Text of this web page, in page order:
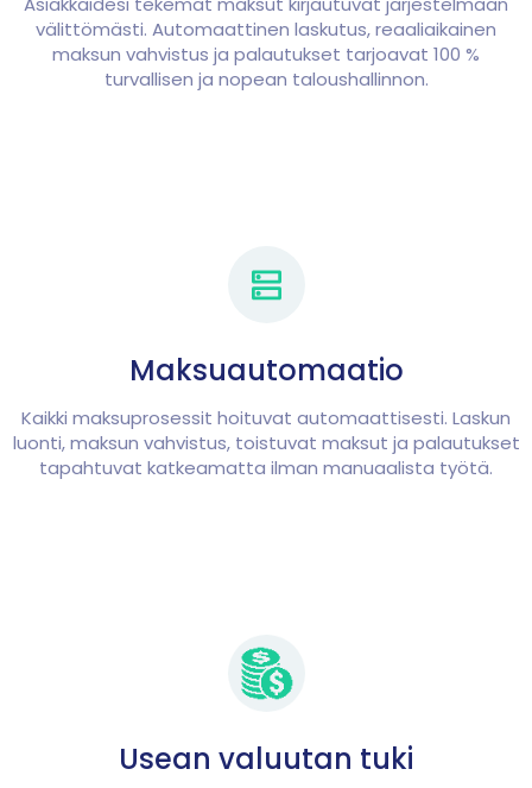
välittömästi. Automaattinen laskutus, reaaliaikainen
maksun vahvistus ja palautukset tarjoavat 100 %
turvallisen ja nopean taloushallinnon.
Maksuautomaatio
Kaikki maksuprosessit hoituvat automaattisesti. Laskun
luonti, maksun vahvistus, toistuvat maksut ja palautukset
tapahtuvat katkeamatta ilman manuaalista työtä.
Usean valuutan tuki